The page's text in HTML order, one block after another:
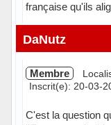
française qu'ils
Hors ligne
DaNutz
Membre
Inscrit(e): 20-03-
C'est la question